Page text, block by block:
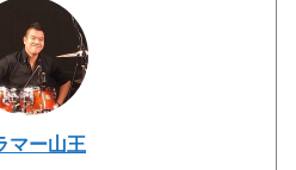
マー山王